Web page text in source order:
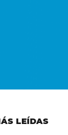
LEÍDAS